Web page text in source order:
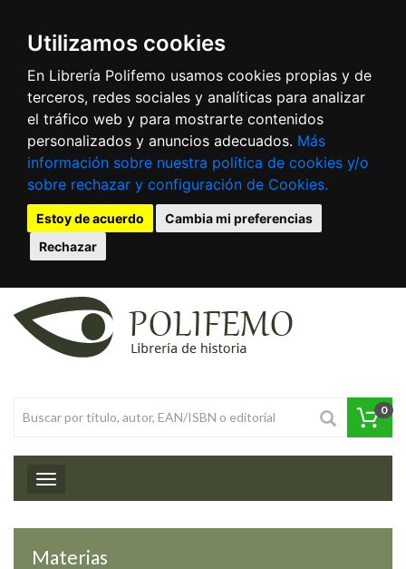
Utilizamos cookies
En Librería Polifemo usamos cookies propias y de
terceros, redes sociales y analíticas para analizar
el tráfico web y para mostrarte contenidos
personalizados y anuncios adecuados. Más
información sobre nuestra política de cookies y/o
sobre rechazar y configuración de Cookies.
Estoy de acuerdo
Cambia mi preferencias
Rechazar
0
Toggle navigation
Materias